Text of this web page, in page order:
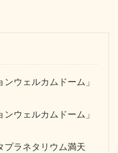
ンウェルカムドーム」
ンウェルカムドーム」
プラネタリウム満天